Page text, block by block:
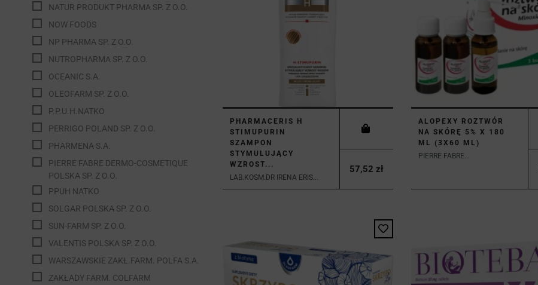
NATUR PRODUKT PHARMA SP. Z O.O.
NOW FOODS
NP PHARMA SP. Z O.O.
NUTROPHARMA SP. Z O.O.
OCEANIC S.A.
OLEOFARM SP. Z O.O.
P.P.U.H.NATKO
PERRIGO POLAND SP. Z O.O.
PHARMENA S.A.
PIERRE FABRE DERMO-COSMETIQUE
POLSKA SP. Z O.O.
PPUH NATKO
SOLGAR POLSKA SP. Z O.O.
SUN-FARM SP. Z O.O.
VALENTIS POLSKA SP. Z O.O.
WARSZAWSKIE ZAKŁ.FARM. POLFA S.A.
ZAKŁADY FARM. COLFARM
PHARMACERIS H
STIMUPURIN
SZAMPON
STYMULUJĄCY
WZROST...
LAB.KOSM.DR IRENA ERIS...
57,52 zł
ALOPEXY ROZTWÓR
NA SKÓRĘ 5% X 180
ML (3X60 ML)
PIERRE FABRE...